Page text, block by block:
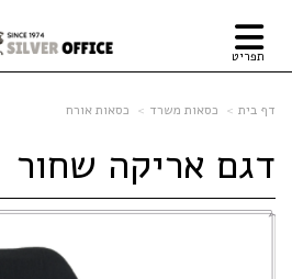
תפריט
דף בית כסאות משרד כסאות אורח
דגם אריקה שחור